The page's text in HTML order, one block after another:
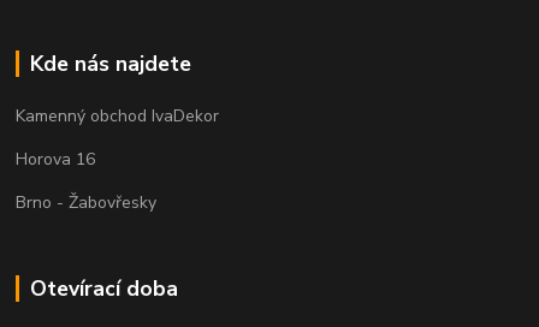
Kde nás najdete
Kamenný obchod IvaDekor
Horova 16
Brno - Žabovřesky
Otevírací doba